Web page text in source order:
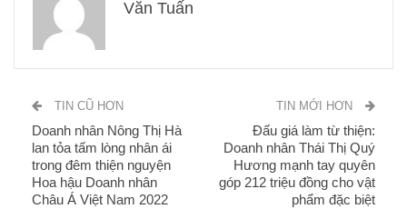
Văn Tuấn
TIN CŨ HƠN
Doanh nhân Nông Thị Hà
lan tỏa tấm lòng nhân ái
trong đêm thiện nguyện
Hoa hậu Doanh nhân
Châu Á Việt Nam 2022
TIN MỚI HƠN
Đấu giá làm từ thiện:
Doanh nhân Thái Thị Quý
Hương mạnh tay quyên
góp 212 triệu đồng cho vật
phẩm đặc biệt